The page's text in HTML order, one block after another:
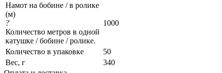
Намот на бобине / в ролике
(м)
?
Количество метров в одной
катушке / бобине / ролике.
1000
Количество в упаковке
50
Вес, г
340